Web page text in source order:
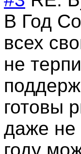
В Год
всех
не
готовы
даже не
году